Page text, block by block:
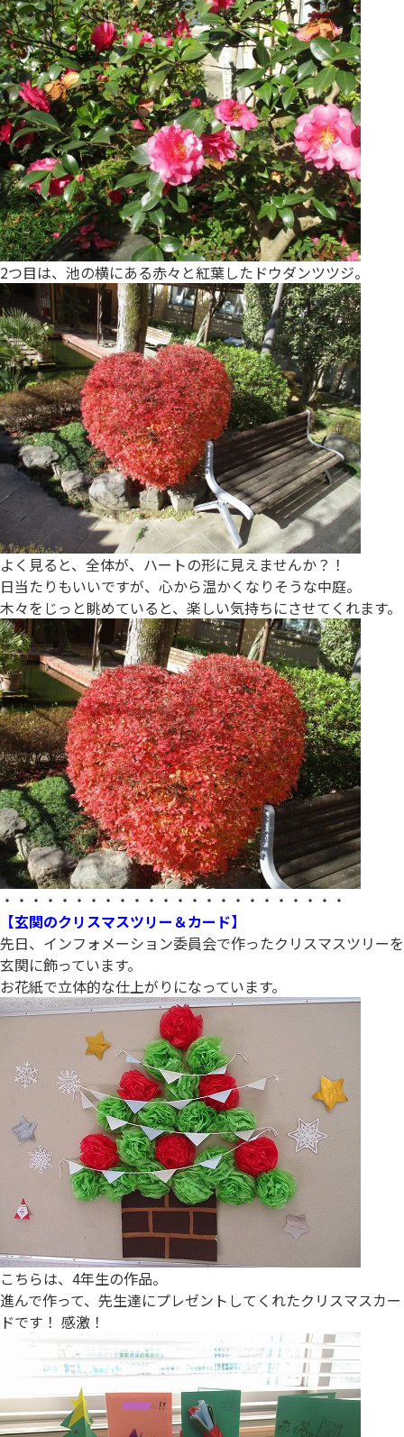
2つ目は、池の横にある赤々と紅葉したドウダンツツジ。
よく見ると、全体が、ハートの形に見えませんか？！
日当たりもいいですが、心から温かくなりそうな中庭。
木々をじっと眺めていると、楽しい気持ちにさせてくれます。
・・・・・・・・・・・・・・・・・・・・・・・・
【玄関のクリスマスツリー＆カード】
先日、インフォメーション委員会で作ったクリスマスツリーを
玄関に飾っています。
お花紙で立体的な仕上がりになっています。
こちらは、4年生の作品。
進んで作って、先生達にプレゼントしてくれたクリスマスカー
ドです！ 感激！